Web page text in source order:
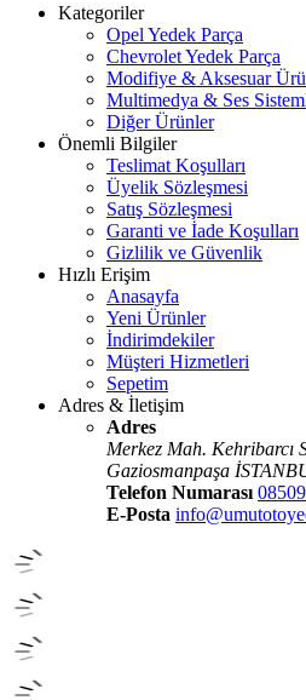
Kategoriler
Opel Yedek Parça
Chevrolet Yedek Parça
Modifiye & Aksesuar
Multimedya & Ses
Diğer Ürünler
Önemli Bilgiler
Teslimat Koşulları
Üyelik Sözleşmesi
Satış Sözleşmesi
Garanti ve İade Koşulları
Gizlilik ve Güvenlik
Hızlı Erişim
Anasayfa
Yeni Ürünler
İndirimdekiler
Müşteri Hizmetleri
Sepetim
Adres & İletişim
Adres
Merkez Mah. Kehribarcı
Gaziosmanpaşa
Telefon Numarası
E-Posta